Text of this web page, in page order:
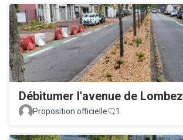
Débitumer l'avenue de Lombez
Proposition officielle
1